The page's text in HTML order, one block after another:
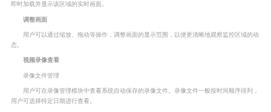
即时加载并显示该区域的实时画面。
调整画面
用户可以通过缩放、拖动等操作，调整画面的显示范围，以便更清晰地观察监控区域的动
态。
视频录像查看
录像文件管理
用户可在录像管理模块中查看系统自动保存的录像文件。录像文件一般按时间顺序排列，
用户可选择特定日期进行查看。